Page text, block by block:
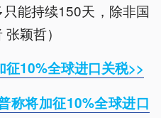
能持续150天，除非国
颖哲）
10%全球进口关税>>
称将加征10%全球进口